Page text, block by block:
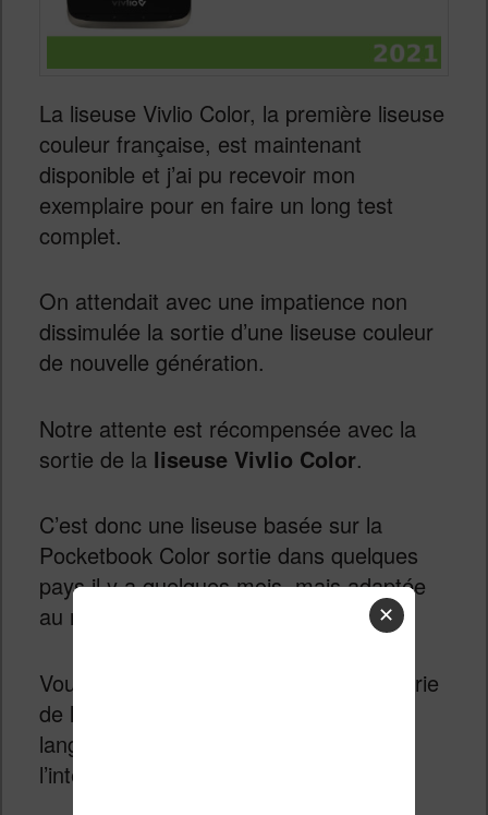
La liseuse Vivlio Color, la première liseuse
couleur française, est maintenant
disponible et j’ai pu recevoir mon
exemplaire pour en faire un long test
complet.
On attendait avec une impatience non
dissimulée la sortie d’une liseuse couleur
de nouvelle génération.
Notre attente est récompensée avec la
sortie de la liseuse Vivlio Color.
C’est donc une liseuse basée sur la
Pocketbook Color sortie dans quelques
pays il y a quelques mois, mais adaptée
au marché français.
Vous avez donc bien accès à une librairie
de livres numériques (ebooks) dans la
langue de Molière directement depuis
l’interface de la liseuse.
✕